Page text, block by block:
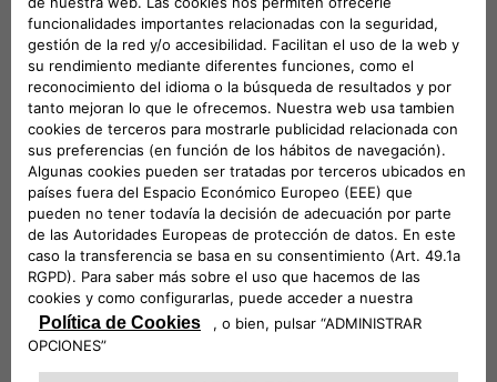
Navegación inteligente
Evita atascos de tráfico, optimiza la autonomía de tu
vehículo y sigue siempre la mejor ruta. Con nuestras
soluciones de navegación conectada, todo está
diseñado para que viajes sin preocupaciones. Y si
conduces un vehículo eléctrico, tendrás control total
sobre la carga y disfrutarás de confort térmico
durante tus viajes.
MÁS INFORMACIÓN